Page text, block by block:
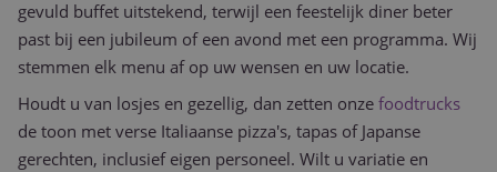
gevuld buffet uitstekend, terwijl een feestelijk diner beter
past bij een jubileum of een avond met een programma. Wij
stemmen elk menu af op uw wensen en uw locatie.
Houdt u van losjes en gezellig, dan zetten onze foodtrucks
de toon met verse Italiaanse pizza's, tapas of Japanse
gerechten, inclusief eigen personeel. Wilt u variatie en